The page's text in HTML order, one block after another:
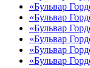
«Бульвар
«Бульвар
«Бульвар
«Бульвар
«Бульвар
«Бульвар